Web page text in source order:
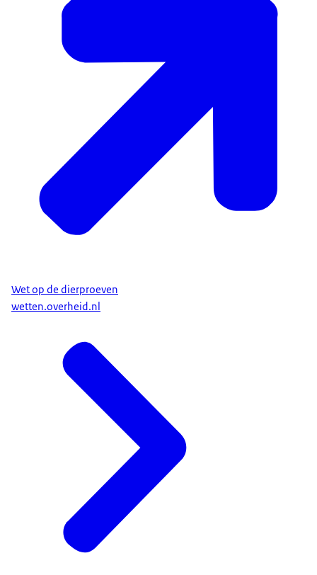
opleggen aan dieren die daar zelf niet om
Maar we doen dat om het lijden van mens en dier
En die afweging is een hele moeilijke afweging.
[Wetenschapster zegt:]
- Het is een noodzakelijk kwaad.
Iedereen die hier werkt, houdt van dieren, en heeft
thuis vaak dieren.
Die is echt betrokken bij dieren. Anders kan je dit
niet, maar op dit moment is dat nog niet mogelijk.
Wet op de dierproeven
wetten.overheid.nl